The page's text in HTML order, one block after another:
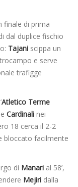
finale di prima
dal duplice fischio
Tajani scippa un
e serve
trafigge
Atletico Terme
e Cardinali nei
18 cerca il 2-2
bloccato facilmente
di Manari al 58’,
Mejiri dalla